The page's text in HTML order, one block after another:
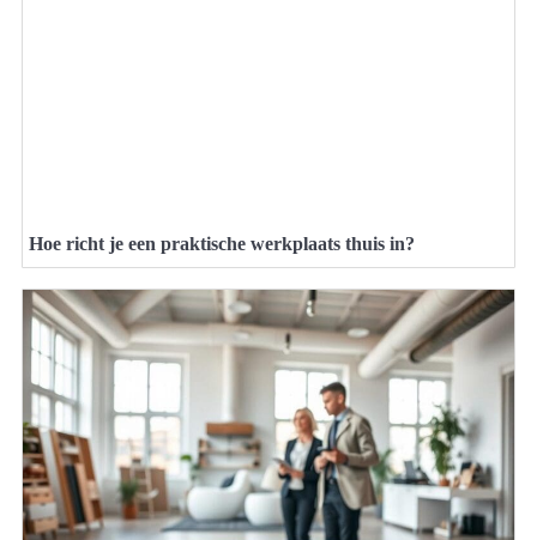
Hoe richt je een praktische werkplaats thuis in?